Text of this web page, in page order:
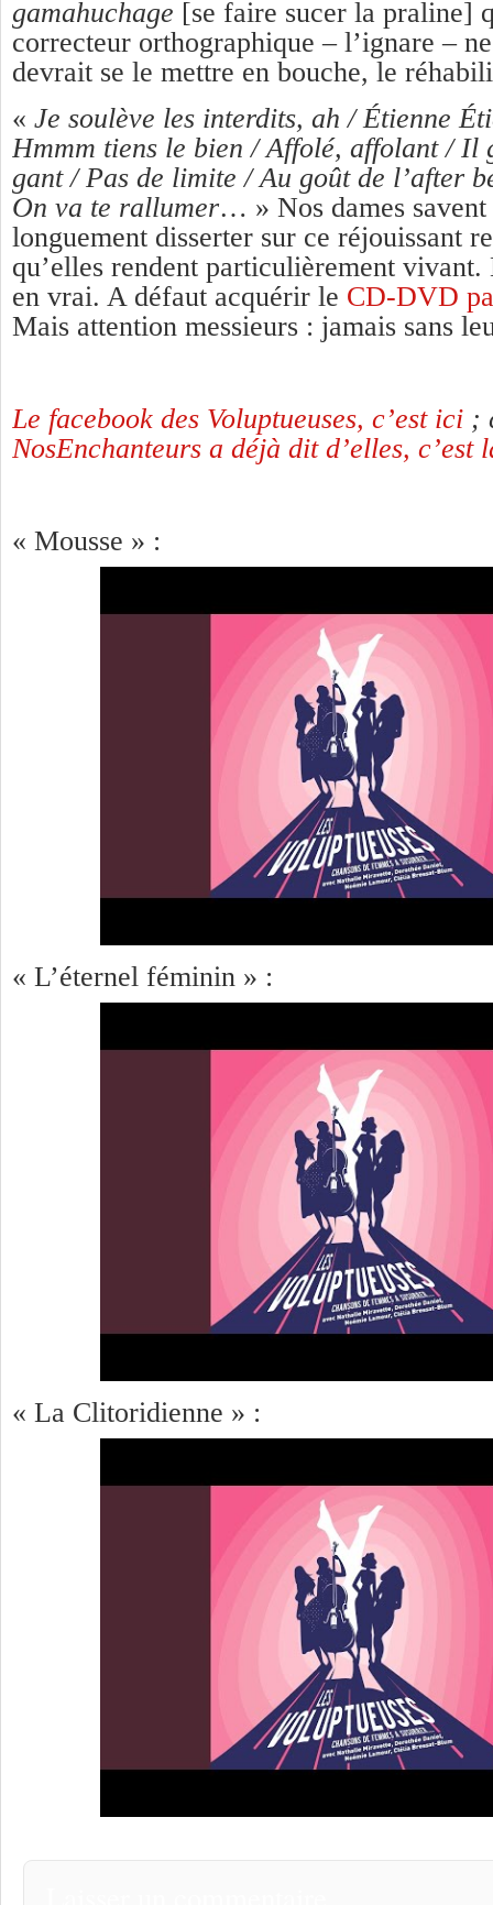
gamahuchage [se faire sucer la praline]
correcteur orthographique – l’ignare –
devrait se le mettre en bouche, le
« Je soulève les interdits, ah / Étienne É
Hmmm tiens le bien / Affolé, affolant / Il
gant / Pas de limite / Au goût de l’after
On va te rallumer… » Nos dames
longuement disserter sur ce réjouissant
qu’elles rendent particulièrement
en vrai. A défaut acquérir le CD-DVD
Mais attention messieurs : jamais sans
Le facebook des Voluptueuses, c’est ici ;
NosEnchanteurs a déjà dit d’elles, c’est
« Mousse » :
« L’éternel féminin » :
« La Clitoridienne » :